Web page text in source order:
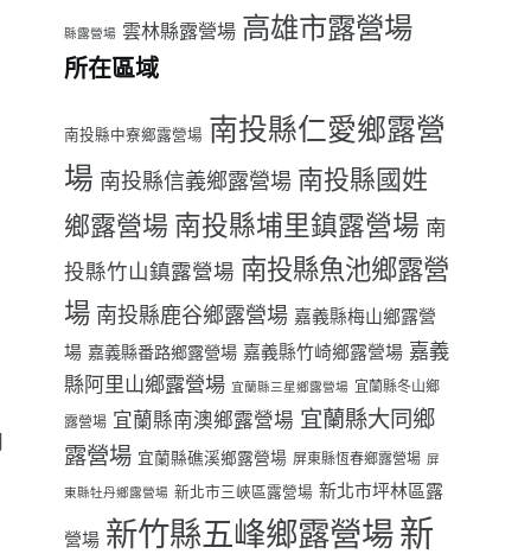
縣露營場 雲林縣露營場 高雄市露營場
所在區域
南投縣中寮鄉露營場 南投縣仁愛鄉露營
場 南投縣信義鄉露營場 南投縣國姓
鄉露營場 南投縣埔里鎮露營場 南
投縣竹山鎮露營場 南投縣魚池鄉露營
場 南投縣鹿谷鄉露營場 嘉義縣梅山鄉露營
場 嘉義縣番路鄉露營場 嘉義縣竹崎鄉露營場 嘉義
縣阿里山鄉露營場 宜蘭縣三星鄉露營場 宜蘭縣冬山鄉
露營場 宜蘭縣南澳鄉露營場 宜蘭縣大同鄉
露營場 宜蘭縣礁溪鄉露營場 屏東縣恆春鄉露營場 屏
東縣牡丹鄉露營場 新北市三峽區露營場 新北市坪林區露
營場 新竹縣五峰鄉露營場新